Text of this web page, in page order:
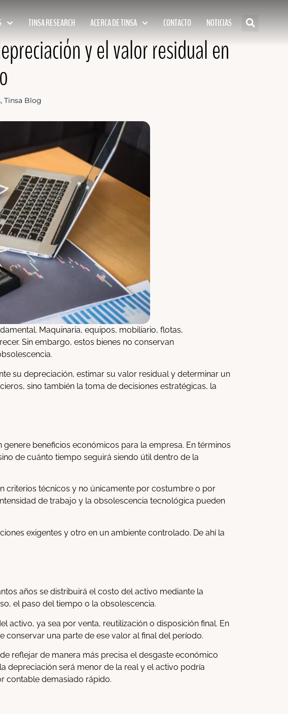
TINSA RESEARCH ACERCA DE TINSA CONTACTO NOTICIAS
y el valor residual en
, Tinsa Blog
Maquinaria, equipos, mobiliario, flotas,
Sin embargo, estos bienes no conservan
su depreciación, estimar su valor residual y determinar un
sino también la toma de decisiones estratégicas, la
beneficios económicos para la empresa. En términos
de cuánto tiempo seguirá siendo útil dentro de la
criterios técnicos y no únicamente por costumbre o por
de trabajo y la obsolescencia tecnológica pueden
exigentes y otro en un ambiente controlado. De ahí la
años se distribuirá el costo del activo mediante la
el paso del tiempo o la obsolescencia.
activo, ya sea por venta, reutilización o disposición final. En
conservar una parte de ese valor al final del período.
reflejar de manera más precisa el desgaste económico
depreciación será menor de la real y el activo podría
contable demasiado rápido.